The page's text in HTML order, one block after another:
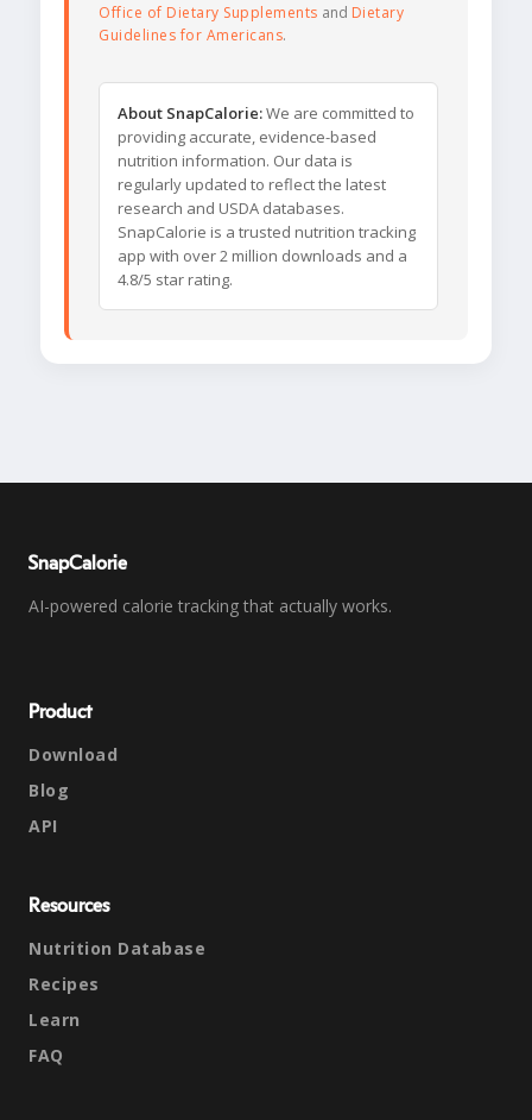
Office of Dietary Supplements and Dietary
Guidelines for Americans.
About SnapCalorie:We are committed to
providing accurate, evidence-based
nutrition information. Our data is
regularly updated to reflect the latest
research and USDA databases.
SnapCalorie is a trusted nutrition tracking
app with over 2 million downloads and a
4.8/5 star rating.
SnapCalorie
AI-powered calorie tracking that actually works.
Product
Download
Blog
API
Resources
Nutrition Database
Recipes
Learn
FAQ